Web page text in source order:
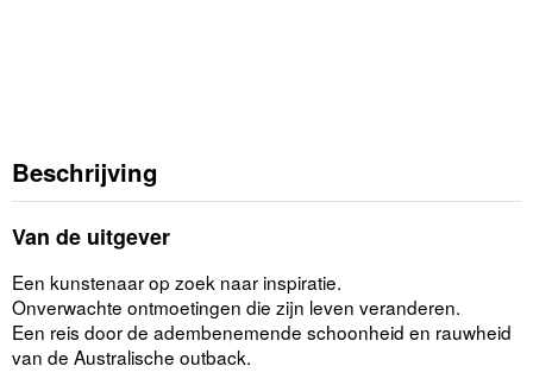
Beschrijving
Van de uitgever
Een kunstenaar op zoek naar inspiratie.
Onverwachte ontmoetingen die zijn leven veranderen.
Een reis door de adembenemende schoonheid en rauwheid
van de Australische outback.